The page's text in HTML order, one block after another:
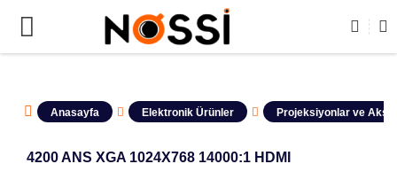
ÜRÜNLERİN TAMAMI DEMODUR SATIŞA KAPALIDIR !
Anasayfa Elektronik Ürünler Projeksiyonlar ve
4200 ANS XGA 1024X768 14000:1 HDMI